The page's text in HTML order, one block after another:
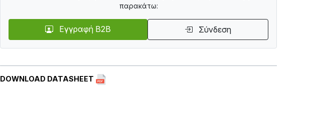
DOWNLOAD DATASHEET
παρακάτω:
Εγγραφή B2B Σύνδεση